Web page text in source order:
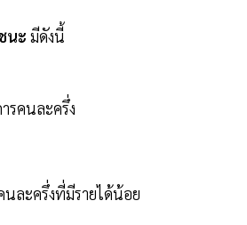
นะ มีดังนี้
รคนละครึ่ง
นละครึ่งที่มีรายได้น้อย